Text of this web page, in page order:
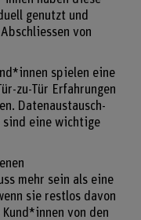
genutzt und
von
spielen eine
zu-Tür Erfahrungen
Datenaustausch-
sind eine wichtige
mehr sein als eine
sie restlos davon
von den